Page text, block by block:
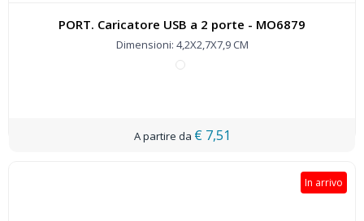
PORT. Caricatore USB a 2 porte - MO6879
Dimensioni: 4,2X2,7X7,9 CM
€ 7,51
In arrivo